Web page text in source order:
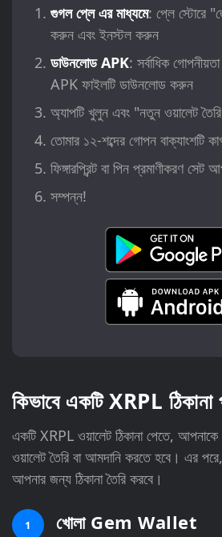
গুগল প্লে এর মাধ্যমে: প্লে স্টোরে
করুন এবং ইনস্টল করুন
ডাউনলোড APK: সর্বাধিক
APK ফাইলটি ডাউনলোড করুন
অ্যাপটি খুলুন এবং "নতুন ওয়ালেট
তোমার ১২-শব্দের গোপন বাক্যাংশটি
ফিঙ্গারপ্রিন্ট বা পিন প্রমাণীকরণ
সম্পন্ন!
কিভাবে একটি XRPL ঠিকানা
একটি XRPL ওয়ালেট ঠিকানা পেতে,
ওয়ালেট তৈরি বা আমদানি করতে হবে। এর
আপনার জন্য ঠিকানা তৈরি করবে।
1 খোলা Gem Wallet